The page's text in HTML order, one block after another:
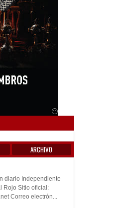
ARCHIVO
diario Independiente
Rojo Sitio oficial:
Correo electrón...